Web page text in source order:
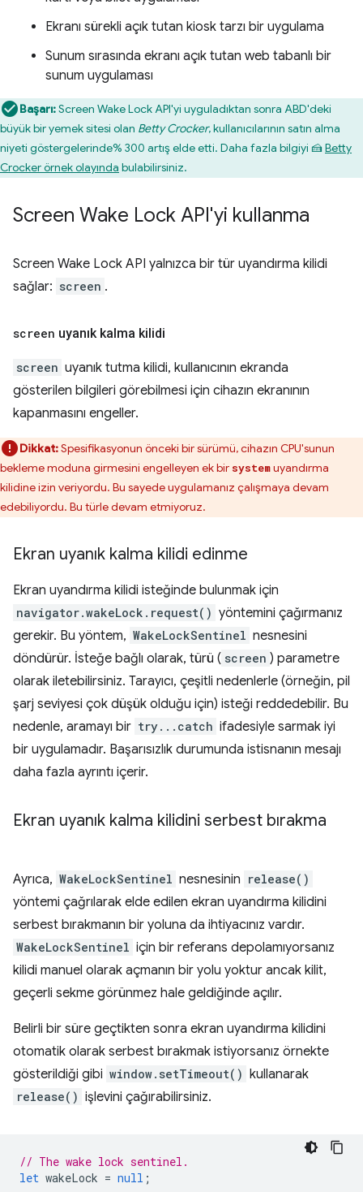
Ekranı sürekli açık tutan kiosk tarzı bir uygulama
Sunum sırasında ekranı açık tutan web tabanlı bir
sunum uygulaması
Başarı:Screen Wake Lock API'yi uyguladıktan sonra ABD'deki
büyük bir yemek sitesi olan Betty Crocker, kullanıcılarının satın alma
niyeti göstergelerinde% 300 artış elde etti. Daha fazla bilgiyi 🍰Betty
Crocker örnek olayında bulabilirsiniz.
Screen Wake Lock API'yi kullanma
Screen Wake Lock API yalnızca bir tür uyandırma kilidi
sağlar: screen .
screen uyanık kalma kilidi
screen uyanık tutma kilidi, kullanıcının ekranda
gösterilen bilgileri görebilmesi için cihazın ekranının
kapanmasını engeller.
Dikkat:Spesifikasyonun önceki bir sürümü, cihazın CPU'sunun
bekleme moduna girmesini engelleyen ek bir systemuyandırma
kilidine izin veriyordu. Bu sayede uygulamanız çalışmaya devam
edebiliyordu. Bu türle devam etmiyoruz.
Ekran uyanık kalma kilidi edinme
Ekran uyandırma kilidi isteğinde bulunmak için
navigator.wakeLock.request() yöntemini çağırmanız
gerekir. Bu yöntem, WakeLockSentinel nesnesini
döndürür. İsteğe bağlı olarak, türü ( screen ) parametre
olarak iletebilirsiniz. Tarayıcı, çeşitli nedenlerle (örneğin, pil
şarj seviyesi çok düşük olduğu için) isteği reddedebilir. Bu
nedenle, aramayı bir try...catch ifadesiyle sarmak iyi
bir uygulamadır. Başarısızlık durumunda istisnanın mesajı
daha fazla ayrıntı içerir.
Ekran uyanık kalma kilidini serbest bırakma
Ayrıca, WakeLockSentinel nesnesinin release()
yöntemi çağrılarak elde edilen ekran uyandırma kilidini
serbest bırakmanın bir yoluna da ihtiyacınız vardır.
WakeLockSentinel için bir referans depolamıyorsanız
kilidi manuel olarak açmanın bir yolu yoktur ancak kilit,
geçerli sekme görünmez hale geldiğinde açılır.
Belirli bir süre geçtikten sonra ekran uyandırma kilidini
otomatik olarak serbest bırakmak istiyorsanız örnekte
gösterildiği gibi window.setTimeout() kullanarak
release() işlevini çağırabilirsiniz.
// The wake lock sentinel.
let wakeLock = null ;